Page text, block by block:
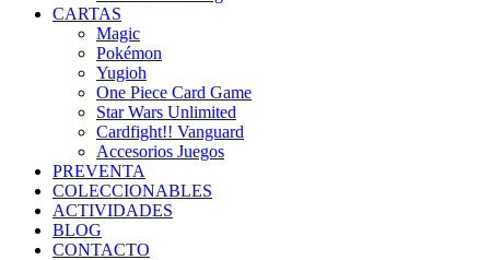
CARTAS
Magic
Pokémon
Yugioh
One Piece Card Game
Star Wars Unlimited
Cardfight!! Vanguard
Accesorios Juegos
PREVENTA
COLECCIONABLES
ACTIVIDADES
BLOG
CONTACTO